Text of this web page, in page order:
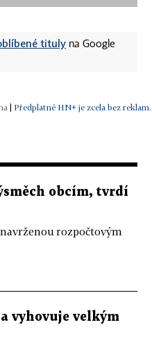
tituly na Google
Předplatné HN+ je zcela bez reklam.
obcím, tvrdí
rozpočtovým
vyhovuje velkým